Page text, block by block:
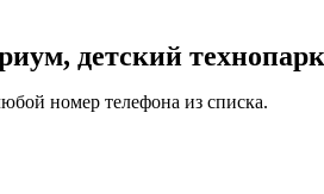
детский
номер телефона из списка.